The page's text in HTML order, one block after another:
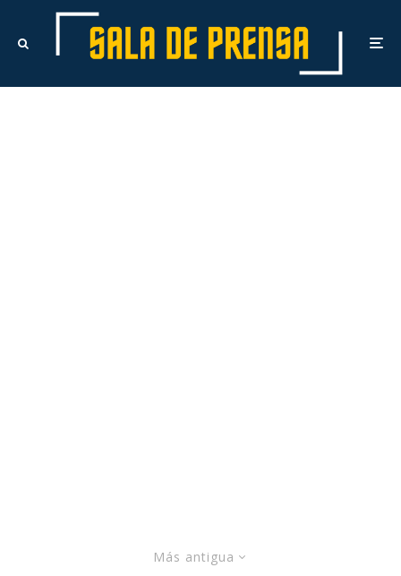
Más antigua